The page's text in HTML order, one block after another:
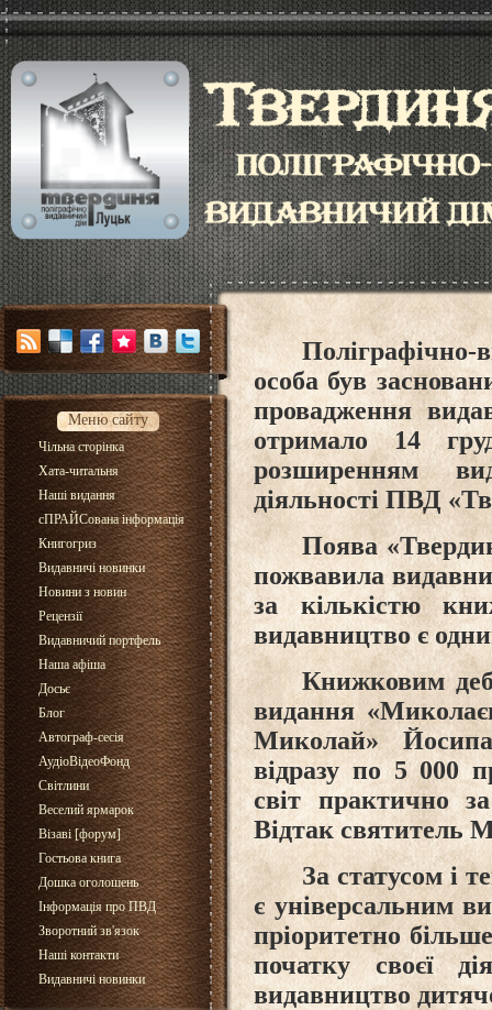
Меню сайту
Чільна сторінка
Хата-читальня
Наші видання
сПРАЙСована інформація
Книгогриз
Видавничі новинки
Новини з новин
Рецензії
Видавничий портфель
Наша афіша
Досьє
Блог
Автограф-сесія
АудіоВідеоФонд
Світлини
Веселий ярмарок
Візаві [форум]
Гостьова книга
Дошка оголошень
Інформація про ПВД
Зворотний зв'язок
Наші контакти
Видавничі новинки
особа був
провадження
отримало 14
розширенням
діяльності ПВД
Поява
пожвавила
за кількістю
видавництво є
Книжковим
видання
Миколай»
відразу по 5 000
світ практично
Відтак святитель
За статусом і
є універсальним
пріоритетно
початку своєї
видавництво